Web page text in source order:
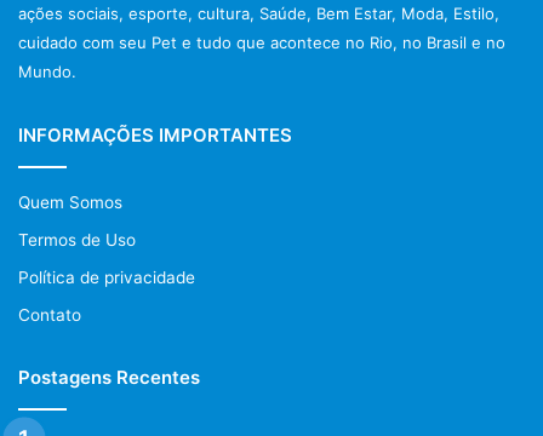
ações sociais, esporte, cultura, Saúde, Bem Estar, Moda, Estilo,
cuidado com seu Pet e tudo que acontece no Rio, no Brasil e no
Mundo.
INFORMAÇÕES IMPORTANTES
Quem Somos
Termos de Uso
Política de privacidade
Contato
Postagens Recentes